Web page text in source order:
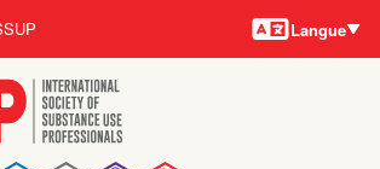
Langues
Langue